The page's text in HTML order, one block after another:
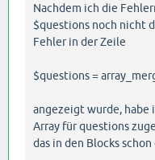
Nachdem ich die
$questions noch nicht
Fehler in der Zeile
$questions =
angezeigt wurde, habe
Array für questions
das in den Blocks